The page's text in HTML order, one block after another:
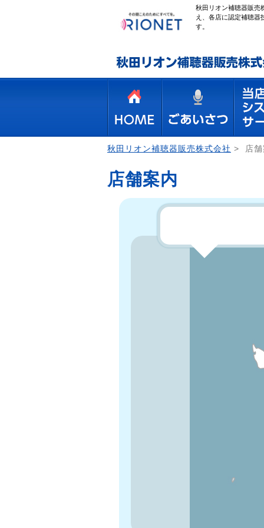
秋田リオン補聴器販売
え、各店に認定補聴器
す。
秋田リオン補聴器販売株式会社 > 店
店舗案内